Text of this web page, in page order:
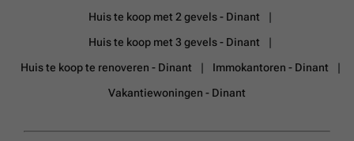
Huis te koop met 2 gevels - Dinant
Huis te koop met 3 gevels - Dinant
Huis te koop te renoveren - Dinant
Immokantoren - Dinant
Vakantiewoningen - Dinant